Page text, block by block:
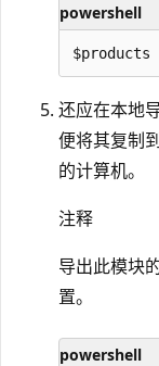
powershell
还应在本地
便将其复制
的计算机。
注释
导出此模块
置。
powershell